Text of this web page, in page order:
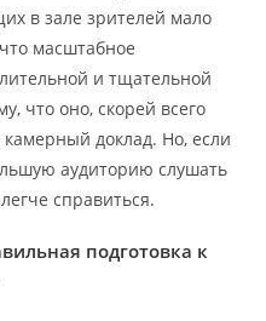
в зале зрителей мало
масштабное
и тщательной
что оно, скорей всего
доклад. Но, если
аудиторию слушать
справиться.
подготовка к